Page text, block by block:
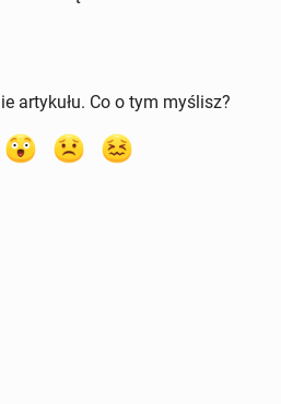
artykułu. Co o tym myślisz?